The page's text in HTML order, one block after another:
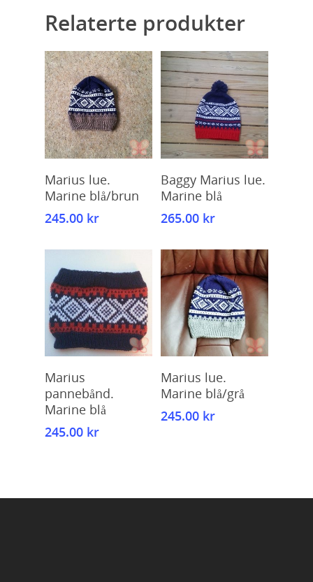
Relaterte produkter
Marius lue.
Marine blå/brun
245.00 kr
Baggy Marius lue.
Marine blå
265.00 kr
Marius
pannebånd.
Marine blå
245.00 kr
Marius lue.
Marine blå/grå
245.00 kr